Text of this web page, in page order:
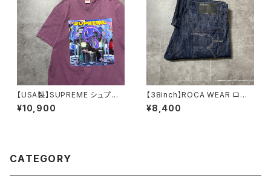
【USA製】SUPREME シュプリ
ーム サイケデリック アートグ
ラフィック プリント パープ
¥10,900
【38inch】ROCA WEAR ロカ
ウェア ジッパーフライ 濃
紺 バギーデニムパンツ ジー
¥8,400
CATEGORY